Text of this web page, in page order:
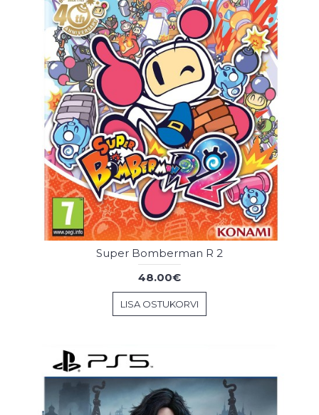
Super Bomberman R 2
48.00€
LISA OSTUKORVI